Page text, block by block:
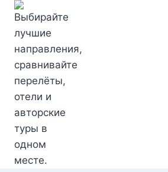
Перейти
содержимому